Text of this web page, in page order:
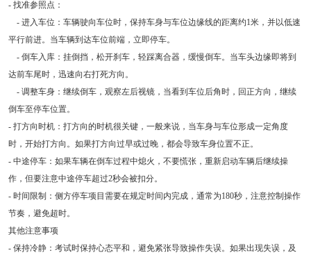
- 找准参照点：
- 进入车位：车辆驶向车位时，保持车身与车位边缘线的距离约1米，并以低速
平行前进。当车辆到达车位前端，立即停车。
- 倒车入库：挂倒挡，松开刹车，轻踩离合器，缓慢倒车。当车头边缘即将到
达前车尾时，迅速向右打死方向。
- 调整车身：继续倒车，观察左后视镜，当看到车位后角时，回正方向，继续
倒车至停车位置。
- 打方向时机：打方向的时机很关键，一般来说，当车身与车位形成一定角度
时，开始打方向。如果打方向过早或过晚，都会导致车身位置不正。
- 中途停车：如果车辆在倒车过程中熄火，不要慌张，重新启动车辆后继续操
作，但要注意中途停车超过2秒会被扣分。
- 时间限制：侧方停车项目需要在规定时间内完成，通常为180秒，注意控制操作
节奏，避免超时。
其他注意事项
- 保持冷静：考试时保持心态平和，避免紧张导致操作失误。如果出现失误，及